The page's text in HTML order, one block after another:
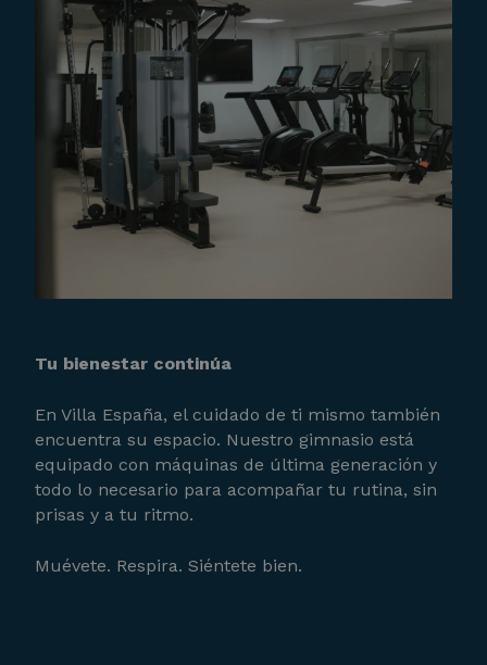
Tu bienestar continúa
En Villa España, el cuidado de ti mismo también
encuentra su espacio. Nuestro gimnasio está
equipado con máquinas de última generación y
todo lo necesario para acompañar tu rutina, sin
prisas y a tu ritmo.
Muévete. Respira. Siéntete bien.